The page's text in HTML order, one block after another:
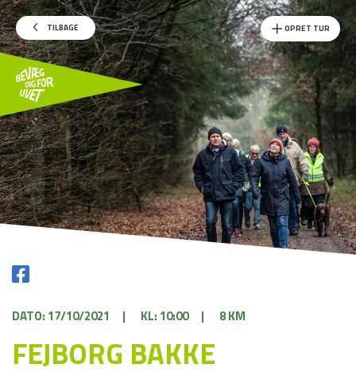
TILBAGE OPRET TUR
DATO: 17/10/2021 | KL: 10:00 | 8 KM
FEJBORG BAKKE